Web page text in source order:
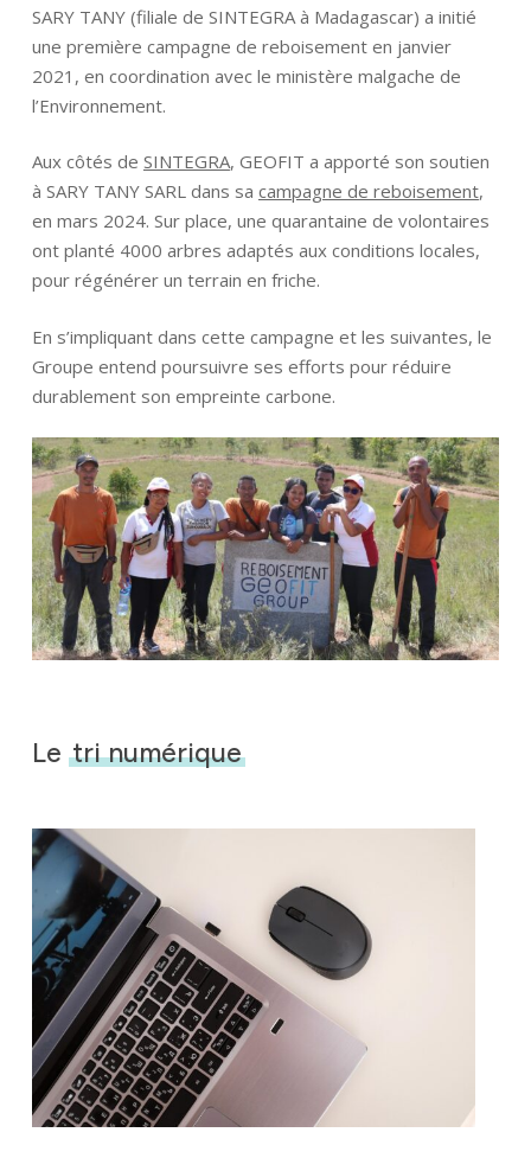
SARY TANY (filiale de SINTEGRA à Madagascar) a initié
une première campagne de reboisement en janvier
2021, en coordination avec le ministère malgache de
l’Environnement.
Aux côtés de SINTEGRA, GEOFIT a apporté son soutien
à SARY TANY SARL dans sa campagne de reboisement,
en mars 2024. Sur place, une quarantaine de volontaires
ont planté 4000 arbres adaptés aux conditions locales,
pour régénérer un terrain en friche.
En s’impliquant dans cette campagne et les suivantes, le
Groupe entend poursuivre ses efforts pour réduire
durablement son empreinte carbone.
Le tri numérique